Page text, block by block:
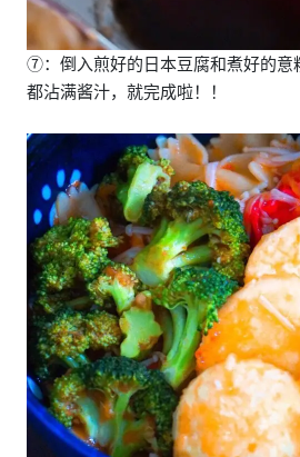
⑦：倒入煎好的日本豆腐和煮好的意
都沾满酱汁，就完成啦！！